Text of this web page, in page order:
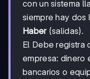
con un sistema
siempre hay dos
Haber(salidas).
El Debe registra
empresa: dinero
bancarios o